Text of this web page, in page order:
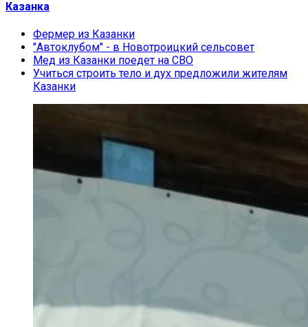
Казанка
Фермер из Казанки
"Автоклубом" - в Новотроицкий сельсовет
Мед из Казанки поедет на СВО
Учиться строить тело и дух предложили жителям
Казанки